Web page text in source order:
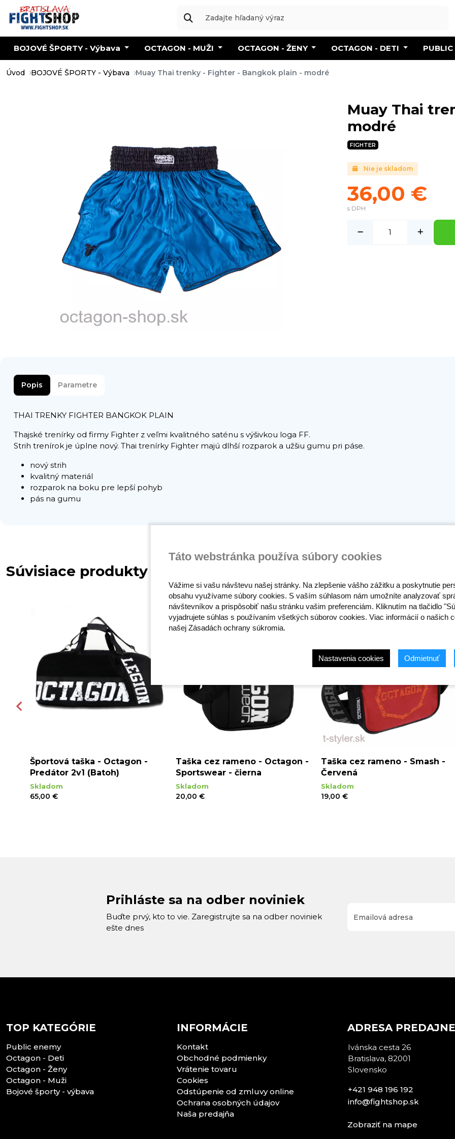
BOJOVÉ ŠPORTY - Výbava OCTAGON - MUŽI OCTAGON - ŽENY OCTAGON - DETI PUBLIC
Úvod BOJOVÉ ŠPORTY - Výbava Muay Thai trenky - Fighter - Bangkok plain - modré
Muay Thai
modré
FIGHTER
Nie je skladom
36,00 €
s DPH
Popis Parametre
THAI TRENKY FIGHTER BANGKOK PLAIN
Thajské trenírky od firmy Fighter z veľmi kvalitného saténu s výšivkou loga FF.
Strih trenírok je úplne nový. Thai trenírky Fighter majú dlhší rozparok a užšiu gumu pri páse.
nový strih
kvalitný materiál
rozparok na boku pre lepší pohyb
pás na gumu
Súvisiace produkty
Športová taška - Octagon -
Predátor 2v1 (Batoh)
Skladom
65,00 €
Taška cez rameno - Octagon -
Sportswear - čierna
Skladom
20,00 €
Taška cez rameno - Smash -
Červená
Skladom
19,00 €
Prihláste sa na odber noviniek
Buďte prvý, kto to vie. Zaregistrujte sa na odber noviniek
ešte dnes
TOP KATEGÓRIE
Public enemy
Octagon - Deti
Octagon - Ženy
Octagon - Muži
Bojové športy - výbava
INFORMÁCIE
Kontakt
Obchodné podmienky
Vrátenie tovaru
Cookies
Odstúpenie od zmluvy online
Ochrana osobných údajov
Naša predajňa
ADRESA PREDAJNE
Ivánska cesta 26
Bratislava, 82001
Slovensko
+421 948 196 192
info@fightshop.sk
Zobraziť na mape
Táto webstránka používa súbory cookies
Vážime si vašu návštevu našej stránky. Na zlepšenie vášho zážitku a poskytnutie
obsahu využívame súbory cookies. S vaším súhlasom nám umožníte analyzovať
návštevníkov a prispôsobiť našu stránku vašim preferenciám. Kliknutím na tlačidlo
vyjadrujete súhlas s používaním všetkých súborov cookies. Viac informácií o našich
našej Zásadách ochrany súkromia.
Nastavenia cookies Odmietnuť